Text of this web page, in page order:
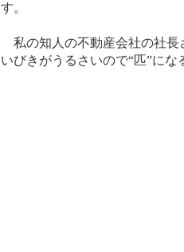
す。
私の知人の不動産会社の社長
いびきがうるさいので“匹”にな